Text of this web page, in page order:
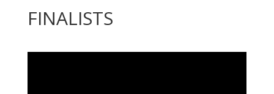
FINALISTS